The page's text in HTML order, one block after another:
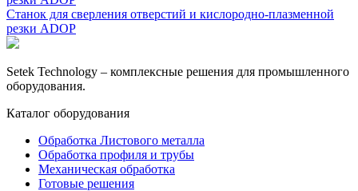
Станок для сверления отверстий и кислородно-плазменной
резки ADOP
Setek Technology – комплексные решения для промышленного
оборудования.
Каталог оборудования
Обработка Листового металла
Обработка профиля и трубы
Механическая обработка
Готовые решения